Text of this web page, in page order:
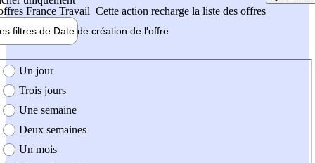
France Travail Cette action recharge la liste des offres
filtres de Date de création de l'offre
création de l'offre
Un jour
Trois jours
Une semaine
Deux semaines
Un mois